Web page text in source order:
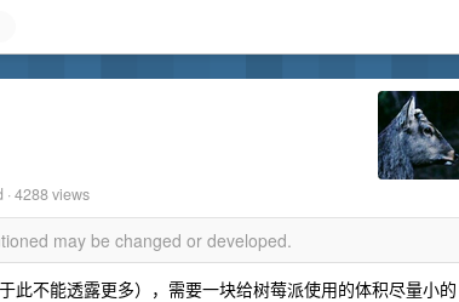
4288 views
may be changed or developed.
此不能透露更多），需要一块给树莓派使用的体积尽量小的